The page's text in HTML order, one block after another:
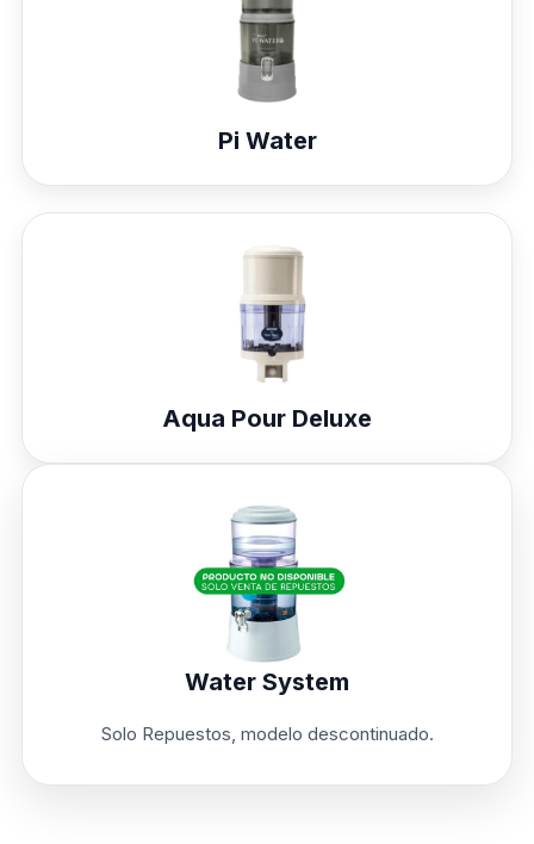
Pi Water
Aqua Pour Deluxe
Water System
Solo Repuestos, modelo descontinuado.